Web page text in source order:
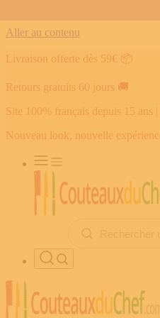
Aller au contenu
Livraison offerte dès 59€ 📦
Retours gratuits 60 jours 🚚
Site 100% français depuis 15
Nouveau look, nouvelle